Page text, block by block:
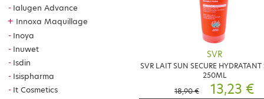
Ialugen Advance
+ Innoxa Maquillage
Inoya
Inuwet
Isdin
Isispharma
It Cosmetics
SVR
SVR LAIT SUN SECURE
250ML
18,90 €
13,23 €